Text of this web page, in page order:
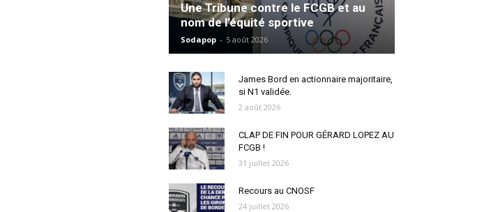
Une Tribune contre le FCGB et au
nom de l’équité sportive
Sodapop - 5 août 2026
James Bord en actionnaire majoritaire,
si N1 validée.
2 août 2026
CLAP DE FIN POUR GÉRARD LOPEZ AU
FCGB !
31 juillet 2026
Recours au CNOSF
24 juillet 2026